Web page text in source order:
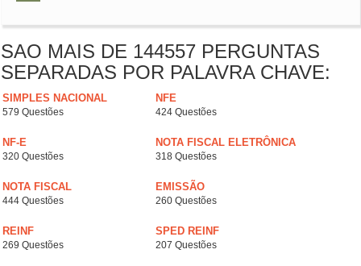
SAO MAIS DE 144557 PERGUNTAS
SEPARADAS POR PALAVRA CHAVE:
SIMPLES NACIONAL
579 Questões
NFE
424 Questões
NF-E
320 Questões
NOTA FISCAL ELETRÔNICA
318 Questões
NOTA FISCAL
444 Questões
EMISSÃO
260 Questões
REINF
269 Questões
SPED REINF
207 Questões